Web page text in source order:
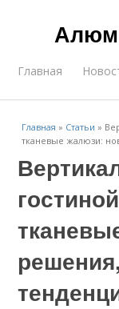
Главная
Главная » Статьи »
тканевые жалюзи: